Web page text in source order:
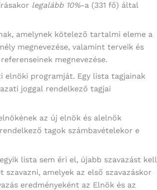
legalább 10%-a (331 fő) által
amelynek kötelező tartalmi eleme a
megnevezése, valamint terveik és
megnevezése.
programját. Egy lista tagjainak
joggal rendelkező tagjai
az új elnök és alelnök
tagok számbavételekor e
lista sem éri el, újabb szavazást kell
amelyek az első szavazáskor
eredményeként az Elnök és az